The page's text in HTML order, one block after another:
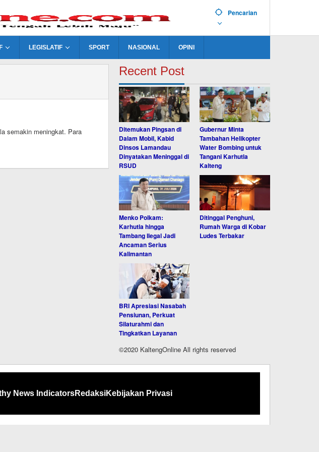
Pencarian
LEGISLATIF SPORT NASIONAL OPINI
semakin meningkat. Para
Recent Post
Ditemukan Pingsan di
Dalam Mobil, Kabid
Dinsos Lamandau
Dinyatakan Meninggal di
RSUD
Gubernur Minta
Tambahan Helikopter
Water Bombing untuk
Tangani Karhutla
Kalteng
Menko Polkam:
Karhutla hingga
Tambang Ilegal Jadi
Ancaman Serius
Kalimantan
Ditinggal Penghuni,
Rumah Warga di Kobar
Ludes Terbakar
BRI Apresiasi Nasabah
Pensiunan, Perkuat
Silaturahmi dan
Tingkatkan Layanan
©2020 KaltengOnline All rights reserved
News IndicatorsRedaksiKebijakan Privasi